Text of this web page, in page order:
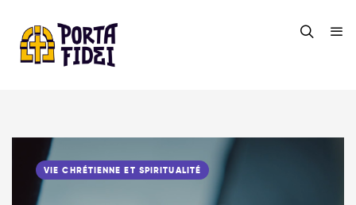
VIE CHRÉTIENNE ET SPIRITUALITÉ